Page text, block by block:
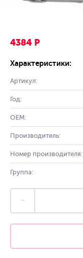
4384 Р
Характеристики:
Артикул:
Год:
OEM:
Производитель:
Номер производителя:
Группа: